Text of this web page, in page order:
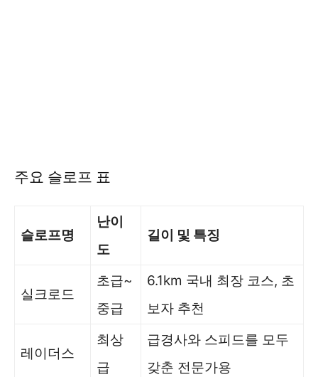
주요 슬로프 표
슬로프명
난이
도
길이 및 특징
실크로드
초급~
중급
6.1km 국내 최장 코스, 초
보자 추천
레이더스
최상
급
급경사와 스피드를 모두
갖춘 전문가용